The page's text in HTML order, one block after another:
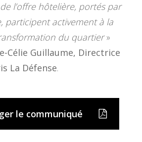
l’offre hôtelière, portés par
participent activement à la
du quartier»
Célie Guillaume, Directrice
La Défense.
le communiqué